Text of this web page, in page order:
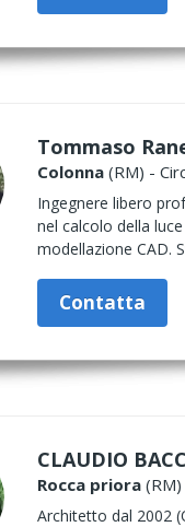
Tommaso
Colonna (RM) -
Ingegnere libero
nel calcolo della
modellazione CAD.
Contatta
CLAUDIO
Rocca priora
Architetto dal 2002